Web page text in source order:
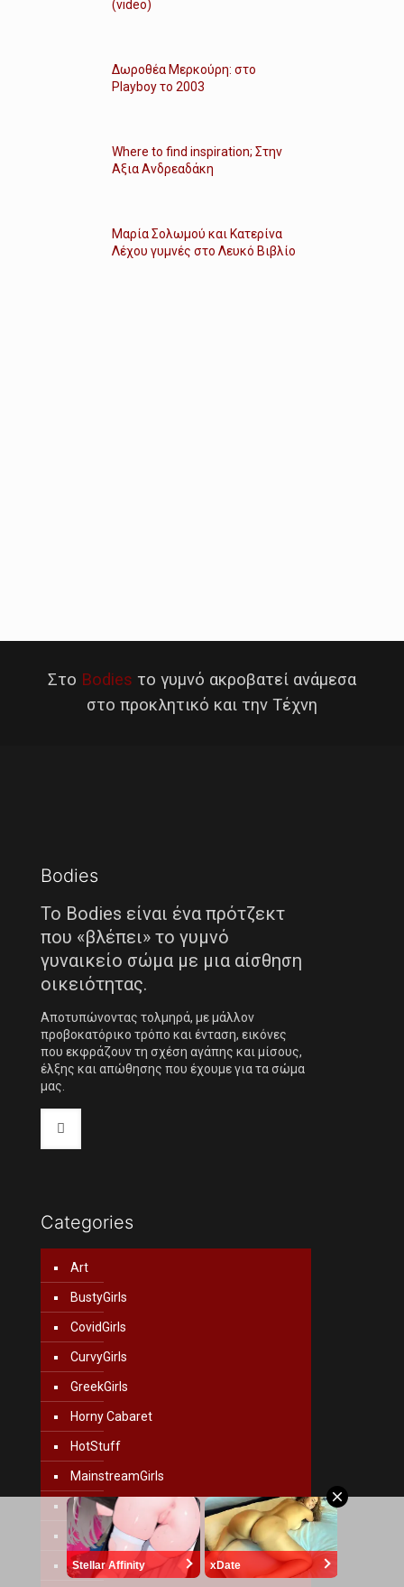
(video)
Δωροθέα Μερκούρη: στο
Playboy το 2003
Where to find inspiration; Στην
Αξια Ανδρεαδάκη
Μαρία Σολωμού και Κατερίνα
Λέχου γυμνές στο Λευκό Βιβλίο
Στο Bodies το γυμνό ακροβατεί ανάμεσα
στο προκλητικό και την Τέχνη
Bodies
Το Bodies είναι ένα πρότζεκτ
που «βλέπει» το γυμνό
γυναικείο σώμα με μια αίσθηση
οικειότητας.
Αποτυπώνοντας τολμηρά, με μάλλον
προβοκατόρικο τρόπο και ένταση, εικόνες
που εκφράζουν τη σχέση αγάπης και μίσους,
έλξης και απώθησης που έχουμε για τα σώμα
μας.
Categories
Art
BustyGirls
CovidGirls
CurvyGirls
GreekGirls
Horny Cabaret
HotStuff
MainstreamGirls
Movies
NextDoorGirls
PinUpGirls
Stellar Affinity xDate